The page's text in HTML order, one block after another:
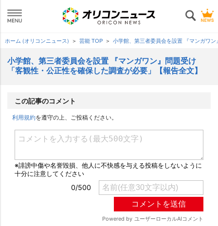
ホーム (オリコンニュース) 芸能 TOP 小学館、第三者委員会を設置 『マンガワ
小学館、第三者委員会を設置 『マンガワン』問題受け
「客観性・公正性を確保した調査が必要」【報告全文】
この記事のコメント
利用規約を遵守の上、ご投稿ください。